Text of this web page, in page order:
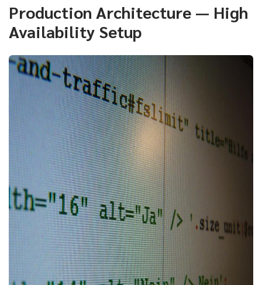
Production Architecture — High
Availability Setup